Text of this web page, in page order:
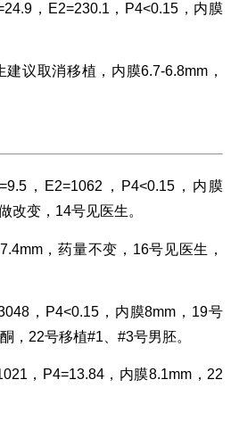
，E2=230.1，P4<0.15，内膜
议取消移植，内膜6.7-6.8mm，
，E2=1062，P4<0.15，内膜
改变，14号见医生。
，药量不变，16号见医生，
，P4<0.15，内膜8mm，19号
，22号移植#1、#3号男胚。
，P4=13.84，内膜8.1mm，22